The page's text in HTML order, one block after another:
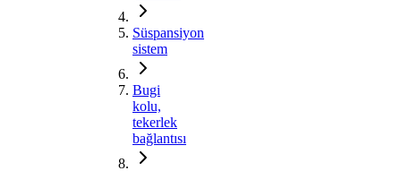
Süspansiyon
sistem
Bugi
kolu,
tekerlek
bağlantısı